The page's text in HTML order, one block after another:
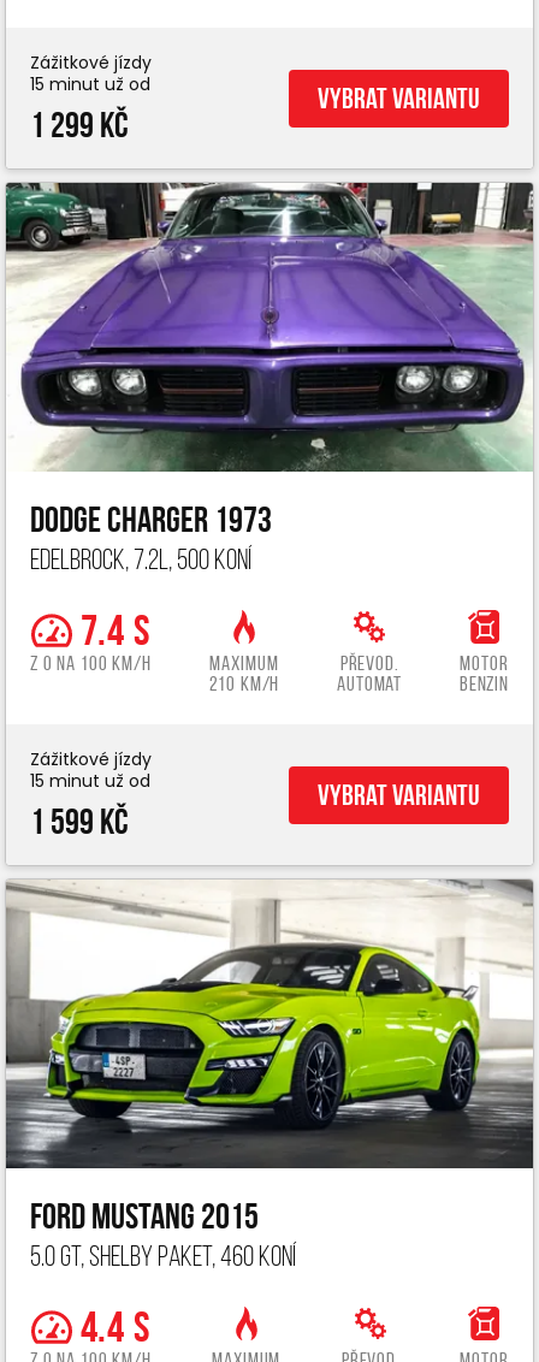
Zážitkové jízdy
15 minut už od
1 299 Kč
Vybrat variantu
Dodge Charger 1973
Edelbrock, 7.2L, 500 koní
7.4 s
z 0 na 100 km/h
Maximum
210 km/h
Převod.
automat
Motor
benzin
Zážitkové jízdy
15 minut už od
1 599 Kč
Vybrat variantu
Ford Mustang 2015
5.0 GT, Shelby paket, 460 koní
4.4 s